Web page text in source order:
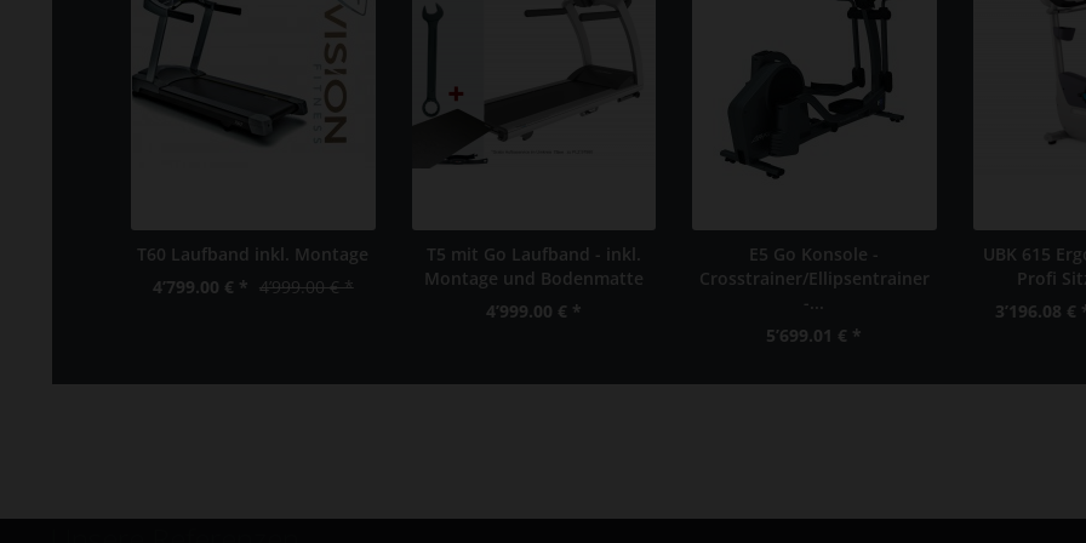
T60 Laufband inkl. Montage
4’799.00 € * 4’999.00 € *
T5 mit Go Laufband - inkl.
Montage und Bodenmatte
4’999.00 € *
E5 Go Konsole -
Crosstrainer/Ellipsentrainer
-...
5’699.01 € *
UBK 615
Profi
3’196.08 €